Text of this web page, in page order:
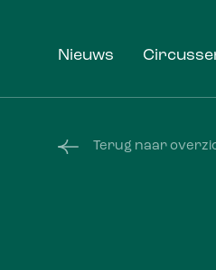
Nieuws
Terug naar